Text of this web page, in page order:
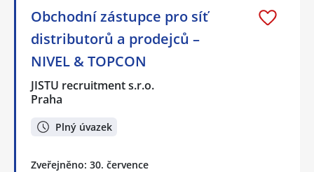
Obchodní zástupce pro síť
distributorů a prodejců –
NIVEL & TOPCON
JISTU recruitment s.r.o.
Praha
Plný úvazek
Zveřejněno: 30. července